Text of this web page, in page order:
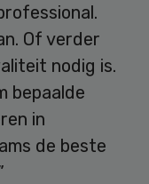
Of verder
nodig is.
bepaalde
in
de beste